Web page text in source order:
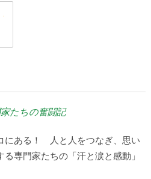
たちの奮闘記
にある！ 人と人をつなぎ、思い
専門家たちの「汗と涙と感動」